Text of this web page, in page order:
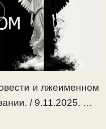
и лжеименном
/ 9.11.2025. …